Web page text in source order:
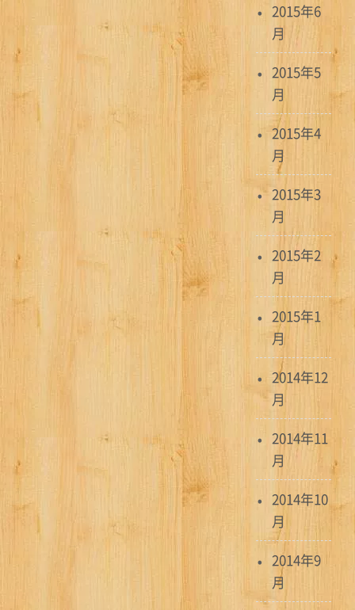
2015年6
月
2015年5
月
2015年4
月
2015年3
月
2015年2
月
2015年1
月
2014年12
月
2014年11
月
2014年10
月
2014年9
月